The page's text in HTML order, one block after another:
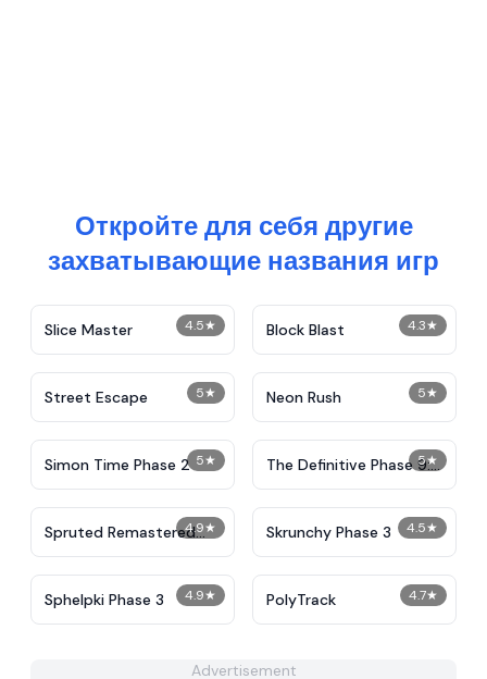
Откройте для себя другие
захватывающие названия игр
4.5★
Slice Master 4.3★
Block Blast
5★
Street Escape 5★
Neon Rush
5★
Simon Time Phase 2 5★
The Definitive Phase 9:
Demolition
4.9★
Spruted Remastered
Alternative Phase 2
4.5★
Skrunchy Phase 3
4.9★
Sphelpki Phase 3 4.7★
PolyTrack
Advertisement